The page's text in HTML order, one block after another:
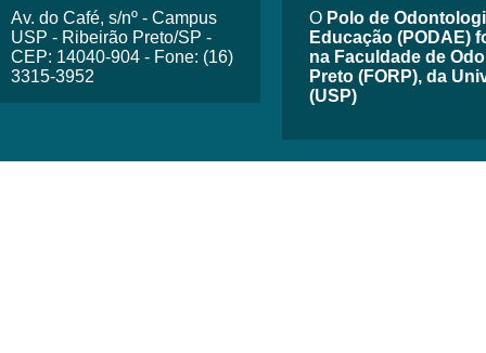
Av. do Café, s/nº - Campus
USP - Ribeirão Preto/SP -
CEP: 14040-904 - Fone: (16)
3315-3952
O Polo de
Educação (PODAE)
na Faculdade de
Preto (FORP), da
(USP)